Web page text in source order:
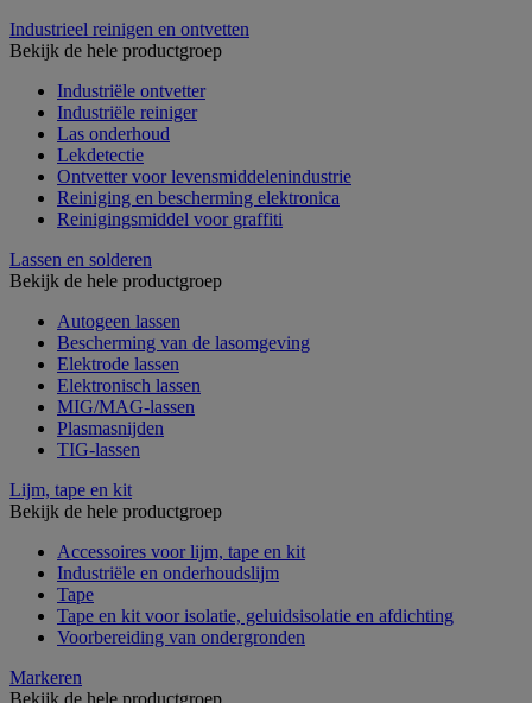
Industrieel reinigen en ontvetten
Bekijk de hele productgroep
Industriële ontvetter
Industriële reiniger
Las onderhoud
Lekdetectie
Ontvetter voor levensmiddelenindustrie
Reiniging en bescherming elektronica
Reinigingsmiddel voor graffiti
Lassen en solderen
Bekijk de hele productgroep
Autogeen lassen
Bescherming van de lasomgeving
Elektrode lassen
Elektronisch lassen
MIG/MAG-lassen
Plasmasnijden
TIG-lassen
Lijm, tape en kit
Bekijk de hele productgroep
Accessoires voor lijm, tape en kit
Industriële en onderhoudslijm
Tape
Tape en kit voor isolatie, geluidsisolatie en afdichting
Voorbereiding van ondergronden
Markeren
Bekijk de hele productgroep